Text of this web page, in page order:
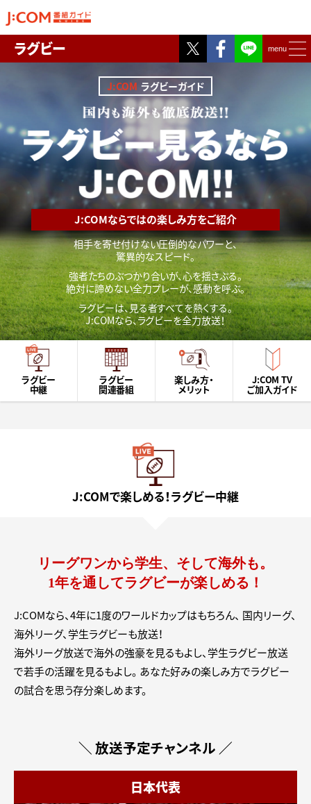
Twitter
Facebook
menu
ラグビー
J:COM ラグビーガイド
J:COMならではの楽しみ方をご紹介
相手を寄せ付けない圧倒的なパワーと、
驚異的なスピード。
強者たちのぶつかり合いが、心を揺さぶる。
絶対に諦めない全力プレーが、感動を呼ぶ。
ラグビーは、見る者すべてを熱くする。
J:COMなら、ラグビーを全力放送！
ラグビー
中継
ラグビー
関連番組
楽しみ方・
メリット
J:COM TV
ご加入ガイド
J:COMで楽しめる！ラグビー中継
リーグワンから学生、そして海外も。
1年を通してラグビーが楽しめる！
J:COMなら、4年に1度のワールドカップはもちろん、 国内リーグ、
海外リーグ、学生ラグビーも放送！
海外リーグ放送で海外の強豪を見るもよし、学生ラグビー放送
で若手の活躍を見るもよし。 あなた好みの楽しみ方でラグビー
の試合を思う存分楽しめます。
＼ 放送予定チャンネル ／
日本代表